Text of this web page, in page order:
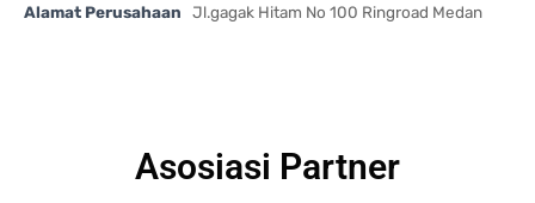
Alamat Perusahaan Jl.gagak Hitam No 100 Ringroad Medan
Asosiasi Partner